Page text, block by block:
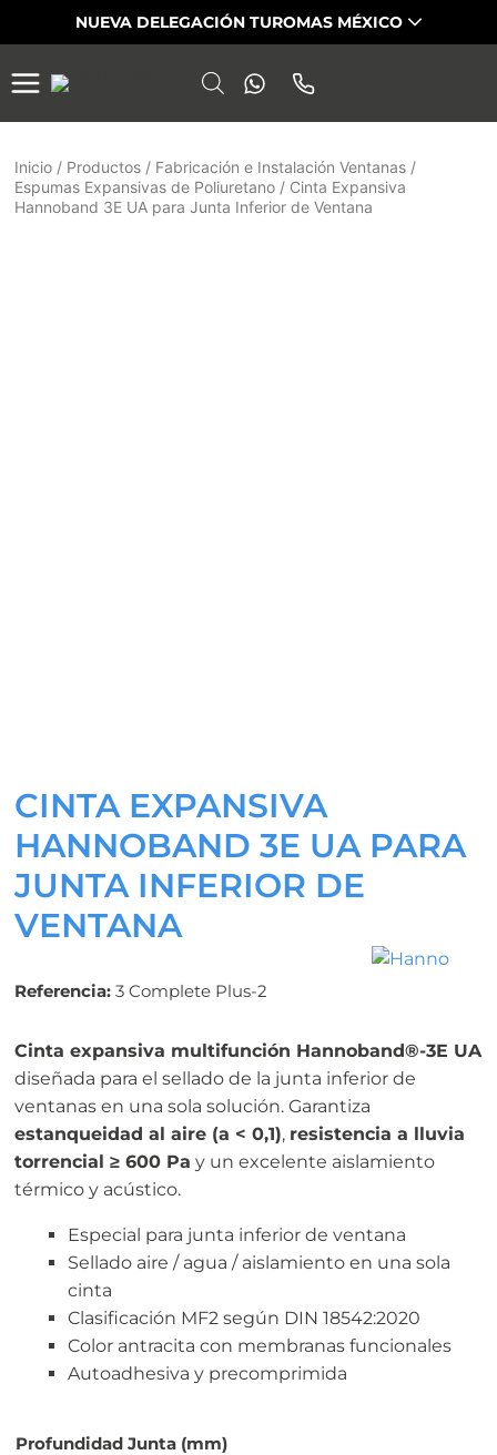
NUEVA DELEGACIÓN TUROMAS MÉXICO
Inicio / Productos / Fabricación e Instalación Ventanas /
Espumas Expansivas de Poliuretano / Cinta Expansiva
Hannoband 3E UA para Junta Inferior de Ventana
CINTA EXPANSIVA
HANNOBAND 3E UA PARA
JUNTA INFERIOR DE
VENTANA
Referencia: 3 Complete Plus-2
Cinta expansiva multifunción Hannoband®-3E UA
diseñada para el sellado de la junta inferior de
ventanas en una sola solución. Garantiza
estanqueidad al aire (a < 0,1), resistencia a lluvia
torrencial ≥ 600 Pa y un excelente aislamiento
térmico y acústico.
Especial para junta inferior de ventana
Sellado aire / agua / aislamiento en una sola
cinta
Clasificación MF2 según DIN 18542:2020
Color antracita con membranas funcionales
Autoadhesiva y precomprimida
Profundidad Junta (mm)